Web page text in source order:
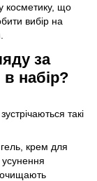
косметику, що
вибір на
за
набір?
такі
крем для
очищають